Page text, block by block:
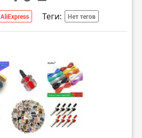
AliExpress Теги: Нет тегов